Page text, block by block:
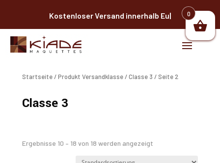
Kostenloser Versand in|
Startseite/ Produkt Versandklasse /Classe 3 / Seite 2
Classe 3
Ergebnisse 10 – 18 von 18 werden angezeigt
0